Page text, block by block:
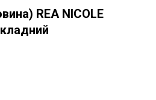
REA NICOLE